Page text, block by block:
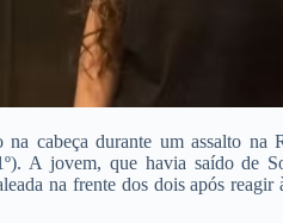
cabeça durante um assalto na
A jovem, que havia saído de
na frente dos dois após reagir